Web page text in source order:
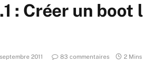
: Créer un boot
2011 83 commentaires 2 Mins